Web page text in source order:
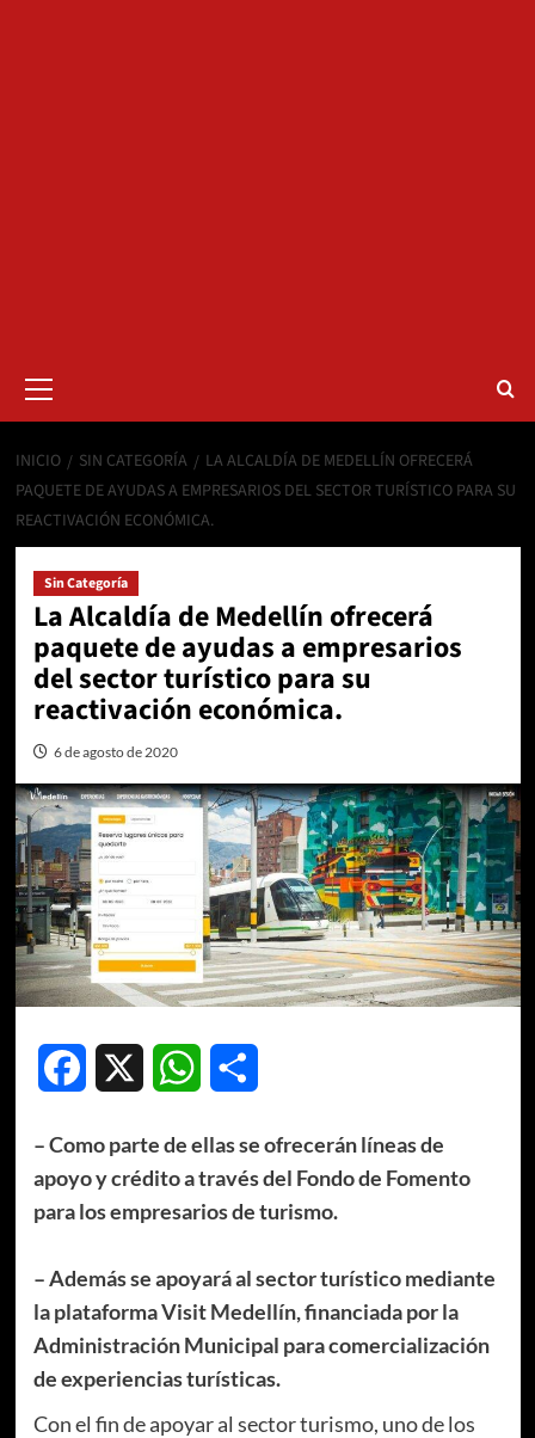
primario
INICIO SIN CATEGORÍA
LA ALCALDÍA DE MEDELLÍN OFRECERÁ
PAQUETE DE AYUDAS A EMPRESARIOS DEL SECTOR TURÍSTICO PARA SU
REACTIVACIÓN ECONÓMICA.
Sin Categoría
La Alcaldía de Medellín ofrecerá
paquete de ayudas a empresarios
del sector turístico para su
reactivación económica.
6 de agosto de 2020
Facebook WhatsApp
– Como parte de ellas se ofrecerán líneas de
apoyo y crédito a través del Fondo de Fomento
para los empresarios de turismo.
– Además se apoyará al sector turístico mediante
la plataforma Visit Medellín, financiada por la
Administración Municipal para comercialización
de experiencias turísticas.
Con el fin de apoyar al sector turismo, uno de los